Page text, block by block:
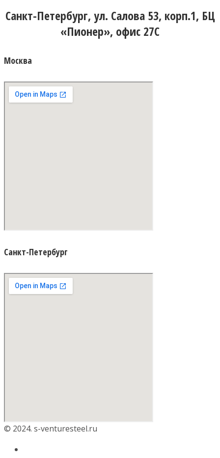
Санкт-Петербург, ул. Салова 53, корп.1, БЦ
«Пионер», офис 27С
Москва
Санкт-Петербург
© 2024. s-venturesteel.ru